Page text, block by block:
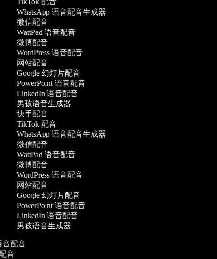
WhatsApp 语音配音生成器
微信配音
WattPad 语音配音
微博配音
WordPress 语音配音
网站配音
Google 幻灯片配音
PowerPoint 语音配音
LinkedIn 语音配音
男孩语音生成器
快手配音
TikTok 配音
WhatsApp 语音配音生成器
微信配音
WattPad 语音配音
微博配音
WordPress 语音配音
网站配音
Google 幻灯片配音
PowerPoint 语音配音
LinkedIn 语音配音
男孩语音生成器
音配音
音